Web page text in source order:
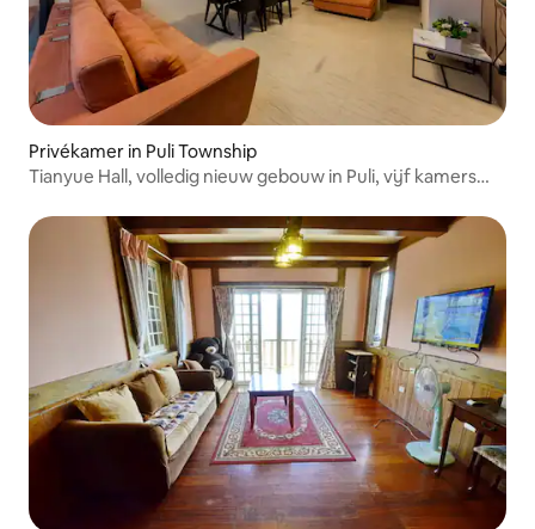
Privékamer in Puli Township
Tianyue Hall, volledig nieuw gebouw in Puli, vijf kamers
geschikt voor 21 personen, geschikt voor barbecues en
diners